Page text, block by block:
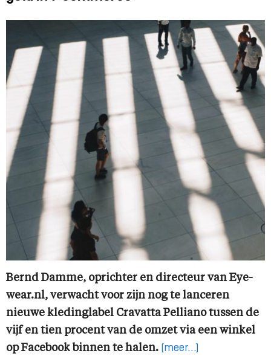
Bernd Damme, oprichter en directeur van Eye-
wear.nl, verwacht voor zijn nog te lanceren
nieuwe kledinglabel Cravatta Pelliano tussen de
vijf en tien procent van de omzet via een winkel
op Facebook binnen te halen. (meer…)